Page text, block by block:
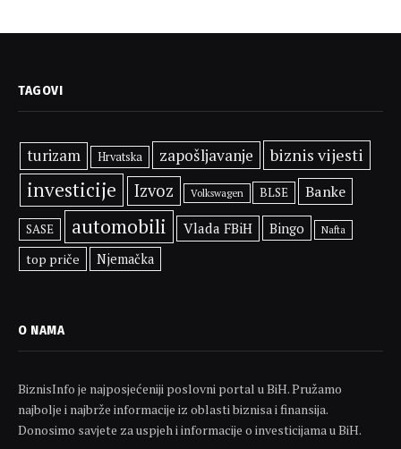
TAGOVI
turizam Hrvatska zapošljavanje biznis vijesti
investicije Izvoz Volkswagen BLSE Banke
SASE automobili Vlada FBiH Bingo Nafta
top priče Njemačka
O NAMA
BiznisInfo je najposjećeniji poslovni portal u BiH. Pružamo
najbolje i najbrže informacije iz oblasti biznisa i finansija.
Donosimo savjete za uspjeh i informacije o investicijama u BiH.